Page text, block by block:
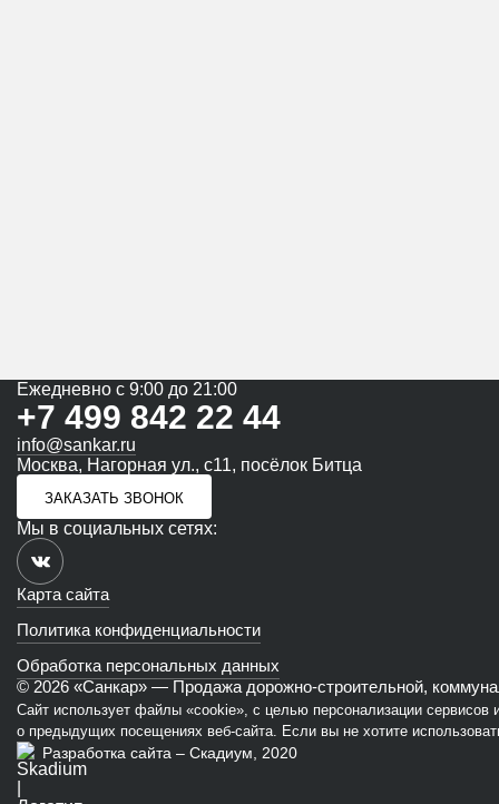
Ежедневно с 9:00 до 21:00
+7 499 842 22 44
info@sankar.ru
Москва, Нагорная ул., с11, посёлок Битца
ЗАКАЗАТЬ ЗВОНОК
Мы в социальных сетях:
Карта сайта
Политика конфиденциальности
Обработка персональных данных
© 2026 «Санкар» — Продажа дорожно-строительной,
Сайт использует файлы «cookie», с целью персонализации
о предыдущих посещениях веб-сайта. Если вы не хотите
Разработка сайта – Скадиум, 2020